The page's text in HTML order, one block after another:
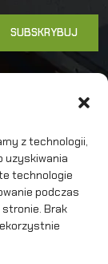
z technologii,
uzyskiwania
technologie
podczas
Brak